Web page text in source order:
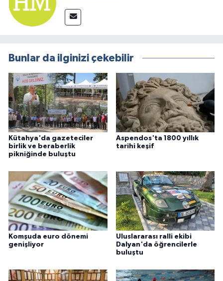
Bunlar da ilginizi çekebilir
Kütahya'da gazeteciler
birlik ve beraberlik
pikniğinde buluştu
Aspendos'ta 1800 yıllık
tarihi keşif
Komşuda euro dönemi
genişliyor
Uluslararası ralli ekibi
Dalyan'da öğrencilerle
buluştu